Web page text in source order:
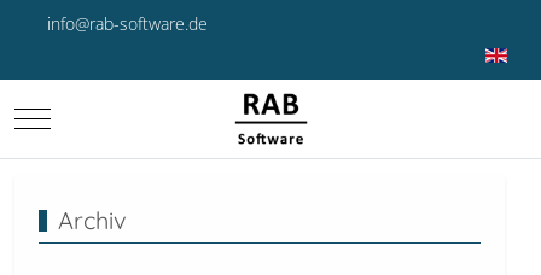
info@rab-software.de
Sprache
Mobile Menu Toggle
Archiv